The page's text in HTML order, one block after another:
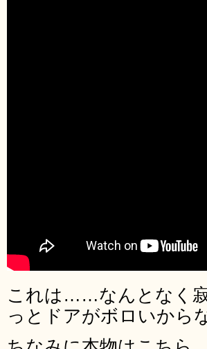
これは……なんとなく
っとドアがボロいから